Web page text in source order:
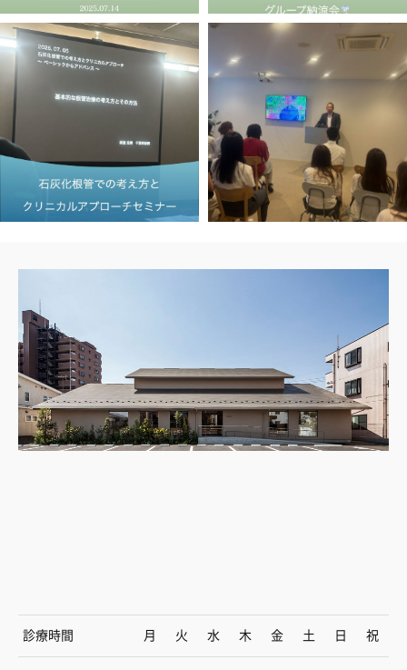
診療時間 月 火 水 木 金 土 日 祝